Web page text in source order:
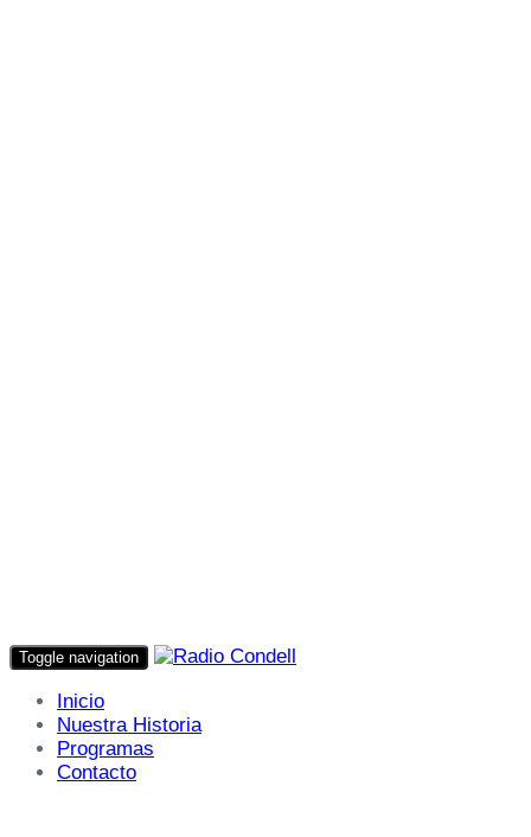
Toggle navigation
Inicio
Nuestra Historia
Programas
Contacto